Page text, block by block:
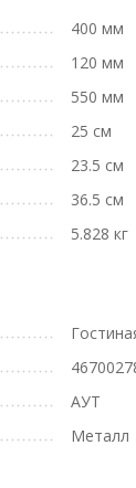
400 мм
120 мм
550 мм
25 см
23.5 см
36.5 см
5.828 кг
АУТ
Металл